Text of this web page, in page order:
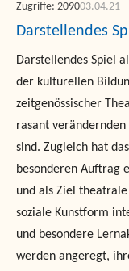
Darstellendes
Darstellendes Spiel
der kulturellen
zeitgenössischer
rasant
sind. Zugleich hat
besonderen Auftrag
und als Ziel
soziale Kunstform
und besondere
werden angeregt,
03.04.21
Zugriffe: 2090